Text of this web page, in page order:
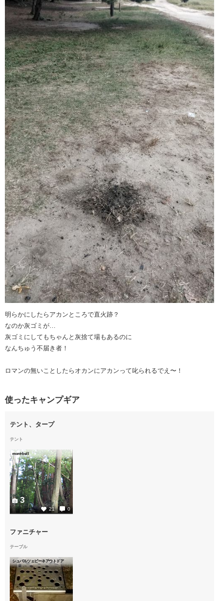
明らかにしたらアカンところで直火跡？
なのか灰ゴミが…
灰ゴミにしてもちゃんと灰捨て場もあるのに
なんちゅう不届き者！
ロマンの無いことしたらオカンにアカンって叱られるでえ〜！
使ったキャンプギア
テント、タープ
テント
mont-bell
21 0
3
ファニチャー
テーブル
シュバルツェビーネアウトドア